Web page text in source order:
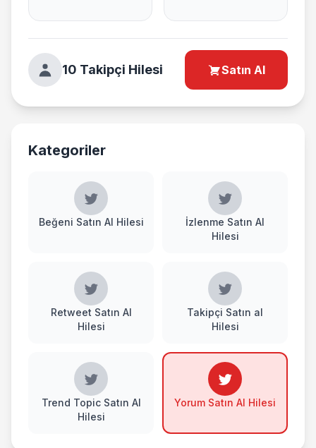
10 Takipçi Hilesi Satın Al
Kategoriler
Beğeni Satın Al Hilesi
İzlenme Satın Al
Hilesi
Retweet Satın Al
Hilesi
Takipçi Satın al
Hilesi
Trend Topic Satın Al
Hilesi
Yorum Satın Al Hilesi